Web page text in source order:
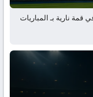
نارية بـ المباريات